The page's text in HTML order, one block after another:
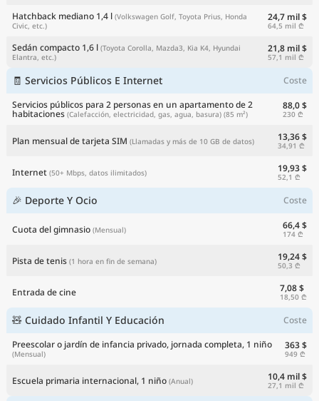
Hatchback mediano 1,4 l (Volkswagen Golf, Toyota Prius, Honda
Civic, etc.)
24,7 mil $
64,5 mil ₾
Sedán compacto 1,6 l (Toyota Corolla, Mazda3, Kia K4, Hyundai
Elantra, etc.)
21,8 mil $
57,1 mil ₾
🧾 Servicios Públicos E Internet
Coste
Servicios públicos para 2 personas en un apartamento de 2
habitaciones (Calefacción, electricidad, gas, agua, basura) (85 m²)
88,0 $
230 ₾
Plan mensual de tarjeta SIM (Llamadas y más de 10 GB de datos) 13,36 $
34,91 ₾
Internet (50+ Mbps, datos ilimitados) 19,93 $
52,1 ₾
🎉 Deporte Y Ocio Coste
Cuota del gimnasio (Mensual) 66,4 $
174 ₾
Pista de tenis (1 hora en fin de semana) 19,24 $
50,3 ₾
Entrada de cine 7,08 $
18,50 ₾
🧸 Cuidado Infantil Y Educación
Coste
Preescolar o jardín de infancia privado, jornada completa, 1 niño
(Mensual)
363 $
949 ₾
Escuela primaria internacional, 1 niño (Anual) 10,4 mil $
27,1 mil ₾